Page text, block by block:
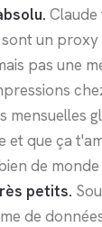
Claude
un proxy
pas une
mensuelles
et que ça
de
petits.
de